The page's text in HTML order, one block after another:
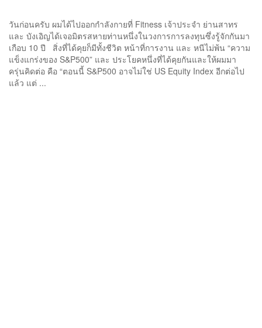
วันก่อนครับ ผมได้ไปออกกำลังกายที่ Fitness เจ้าประจำ ย่านสาทร
และ บังเอิญได้เจอมิตรสหายท่านหนึ่งในวงการการลงทุนซึ่งรู้จักกันมา
เกือบ 10 ปี สิ่งที่ได้คุยก็มีทั้งชีวิต หน้าที่การงาน และ หนีไม่พ้น “ความ
แข็งแกร่งของ S&P500” และ ประโยคหนึ่งที่ได้คุยกันและให้ผมมา
ครุ่นคิดต่อ คือ “ตอนนี้ S&P500 อาจไม่ใช่ US Equity Index อีกต่อไป
แล้ว แต่ ...